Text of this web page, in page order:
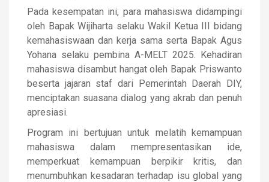
Pada kesempatan ini, para mahasiswa didampingi
oleh Bapak Wijiharta selaku Wakil Ketua III bidang
kemahasiswaan dan kerja sama serta Bapak Agus
Yohana selaku pembina A-MELT 2025. Kehadiran
mahasiswa disambut hangat oleh Bapak Priswanto
beserta jajaran staf dari Pemerintah Daerah DIY,
menciptakan suasana dialog yang akrab dan penuh
apresiasi.
Program ini bertujuan untuk melatih kemampuan
mahasiswa dalam mempresentasikan ide,
memperkuat kemampuan berpikir kritis, dan
menumbuhkan kesadaran terhadap isu global yang